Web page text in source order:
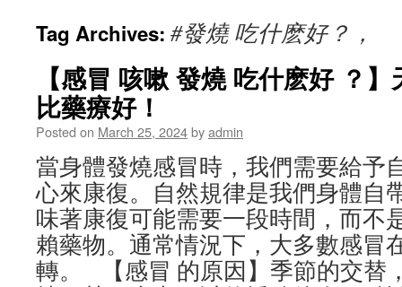
Tag Archives: #發燒 吃什麽好？，
【感冒 咳嗽 發燒 吃什麽好 ？
比藥療好！
Posted on March 25, 2024byadmin
當身體發燒感冒時，我們需要給予
心來康復。自然規律是我們身體自
味著康復可能需要一段時間，而不
賴藥物。通常情況下，大多數感冒
轉。 【感冒 的原因】季節的交替